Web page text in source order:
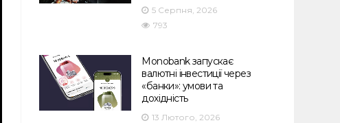
5 Серпня, 2026
793
Monobank запускає
валютні інвестиції через
«банки»: умови та
дохідність
13 Лютого, 2026